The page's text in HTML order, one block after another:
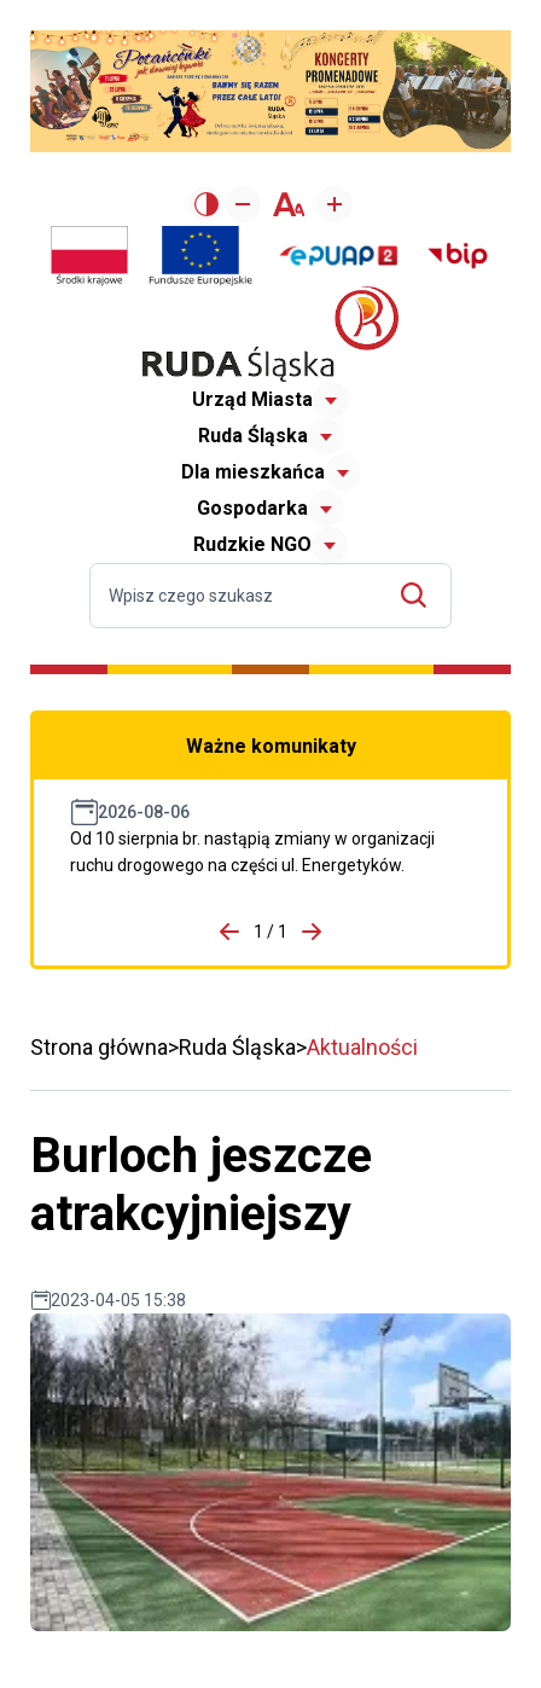
Urząd Miasta
Ruda Śląska
Dla mieszkańca
Gospodarka
Rudzkie NGO
Ważne komunikaty
2026-08-06
Od 10 sierpnia br. nastąpią zmiany w organizacji
ruchu drogowego na części ul. Energetyków.
porzpedniego komunikatu
1 / 1
Przejdź do następnego
Strona główna Ruda Śląska Aktualności
Burloch jeszcze
atrakcyjniejszy
2023-04-05 15:38